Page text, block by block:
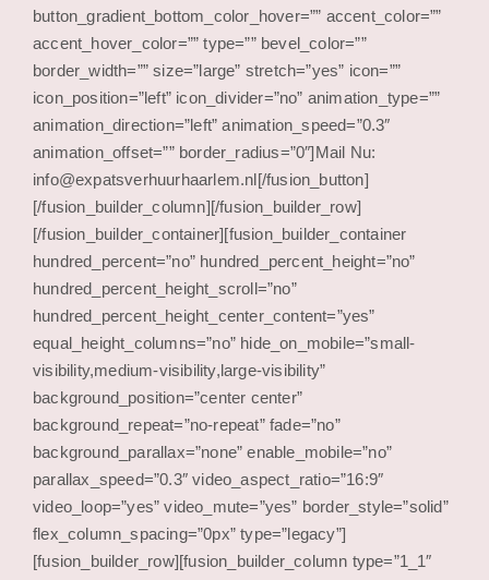
button_gradient_bottom_color_hover=”” accent_color=””
accent_hover_color=”” type=”” bevel_color=””
border_width=”” size=”large” stretch=”yes” icon=””
icon_position=”left” icon_divider=”no” animation_type=””
animation_direction=”left” animation_speed=”0.3″
animation_offset=”” border_radius=”0″]Mail Nu:
info@expatsverhuurhaarlem.nl[/fusion_button]
[/fusion_builder_column][/fusion_builder_row]
[/fusion_builder_container][fusion_builder_container
hundred_percent=”no” hundred_percent_height=”no”
hundred_percent_height_scroll=”no”
hundred_percent_height_center_content=”yes”
equal_height_columns=”no” hide_on_mobile=”small-
visibility,medium-visibility,large-visibility”
background_position=”center center”
background_repeat=”no-repeat” fade=”no”
background_parallax=”none” enable_mobile=”no”
parallax_speed=”0.3″ video_aspect_ratio=”16:9″
video_loop=”yes” video_mute=”yes” border_style=”solid”
flex_column_spacing=”0px” type=”legacy”]
[fusion_builder_row][fusion_builder_column type=”1_1″